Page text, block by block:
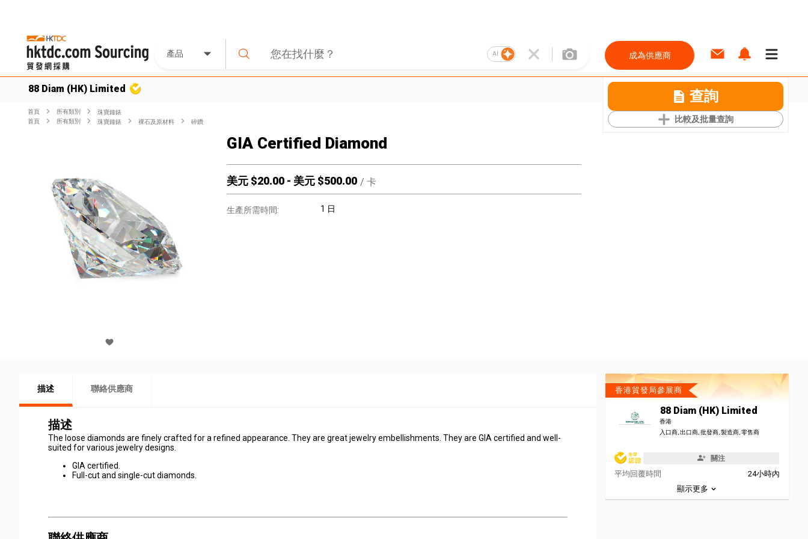
產品 AI 成為供應商
88 Diam (HK) Limited 查詢
比較及批量查詢
首頁 所有類別
珠寶鐘錶
首頁
所有類別 珠寶鐘錶 裸石及原材料 碎鑽
GIA Certified Diamond
美元 $20.00 - 美元 $500.00 / 卡
生產所需時間: 1 日
描述 聯絡供應商
描述
The loose diamonds are finely crafted for a refined appearance. They are great jewelry embellishments. They are GIA certified and well-
suited for various jewelry designs.
GIA certified.
Full-cut and single-cut diamonds.
香港貿發局參展商
88 Diam (HK) Limited
香港
入口商, 出口商, 批發商, 製造商, 零售商
關注
平均回覆時間
24小時內
顯示更多